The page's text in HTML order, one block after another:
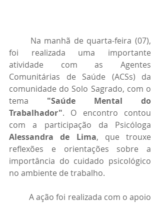
foi realizada uma importante
atividade com as Agentes
Comunitárias de Saúde (ACSs) da
comunidade do Solo Sagrado, com o
tema "Saúde Mental do
Trabalhador". O encontro contou
Alessandra de Lima, que trouxe
reflexões e orientações sobre a
importância do cuidado psicológico
no ambiente de trabalho.
	A ação foi realizada com o apoio